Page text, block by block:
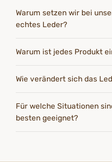
Warum setzen wir bei
echtes Leder?
Warum ist jedes Produkt
Wie verändert sich das
Für welche Situationen
besten geeignet?